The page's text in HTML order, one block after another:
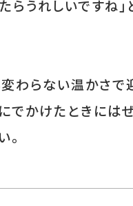
らうれしいですね
わらない温かさで
でかけたときには
。